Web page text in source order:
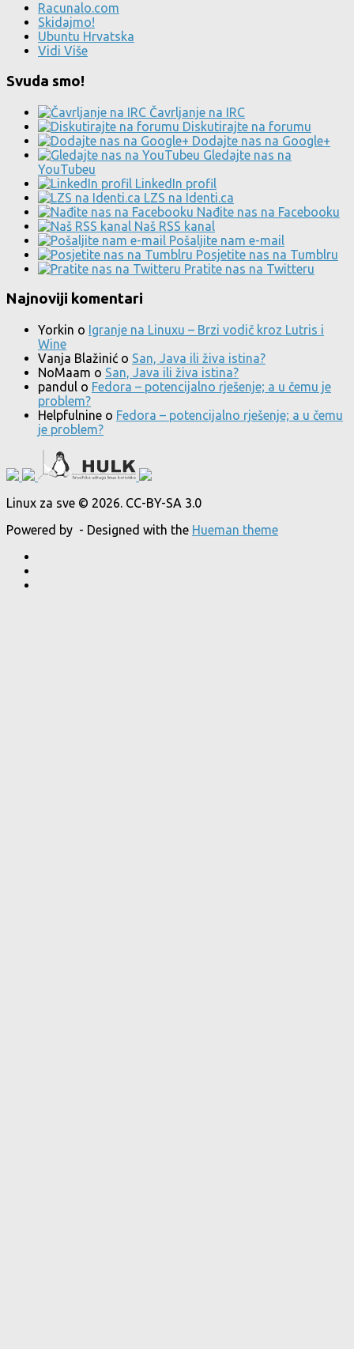
Racunalo.com
Skidajmo!
Ubuntu Hrvatska
Vidi Više
Svuda smo!
Čavrljanje na IRC
Diskutirajte na forumu
Dodajte nas na Google+
Gledajte nas na
YouTubeu
LinkedIn profil
LZS na Identi.ca
Nađite nas na Facebooku
Naš RSS kanal
Pošaljite nam e-mail
Posjetite nas na Tumblru
Pratite nas na Twitteru
Najnoviji komentari
Yorkin o Igranje na Linuxu – Brzi vodič kroz Lutris i
Wine
Vanja Blažinić o San, Java ili živa istina?
NoMaam o San, Java ili živa istina?
pandul o Fedora – potencijalno rješenje; a u čemu je
problem?
Helpfulnine o Fedora – potencijalno rješenje; a u čemu
je problem?
Linux za sve © 2026. CC-BY-SA 3.0
Powered by - Designed with the Hueman theme